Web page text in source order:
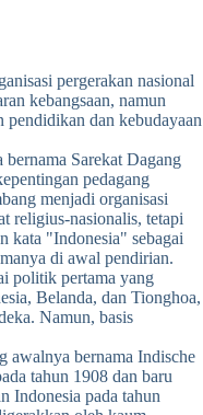
pergerakan nasional
kebangsaan, namun
dan kebudayaan
bernama Sarekat Dagang
pedagang
menjadi organisasi
religius-nasionalis, tetapi
kata "Indonesia" sebagai
di awal pendirian.
politik pertama yang
Belanda, dan Tionghoa,
Namun, basis
awalnya bernama Indische
tahun 1908 dan baru
Indonesia pada tahun